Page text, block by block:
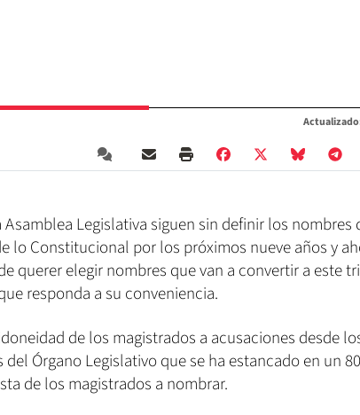
Legislativa siguen sin definir los nombres
lo Constitucional por los próximos nueve años y
querer elegir nombres que van a convertir a este
responda a su conveniencia.
de los magistrados a acusaciones desde
Órgano Legislativo que se ha estancado en un
de los magistrados a nombrar.